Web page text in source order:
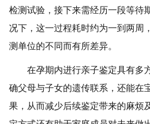
检测试验，接下来需经历一段等待
况下，这一过程耗时约为一到两周
测单位的不同而有所差异。
在孕期内进行亲子鉴定具有多
确父母与子女的遗传联系，还能在
果，从而减少后续鉴定带来的麻烦